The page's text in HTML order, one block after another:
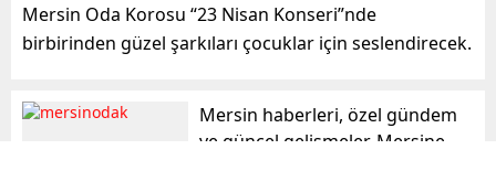
Mersin Oda Korosu “23 Nisan Konseri”nde
birbirinden güzel şarkıları çocuklar için seslendirecek.
Mersin haberleri, özel gündem
ve güncel gelişmeler, Mersine